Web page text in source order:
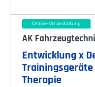
Online-Veranstaltung
AK
Entwicklung x
Therapie